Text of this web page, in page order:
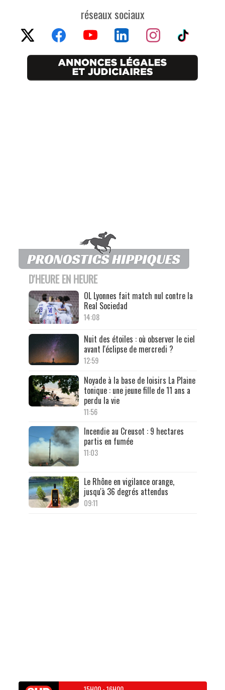
réseaux sociaux
D'HEURE EN HEURE
OL Lyonnes fait match nul contre la
Real Sociedad
14:08
Nuit des étoiles : où observer le ciel
avant l'éclipse de mercredi ?
12:59
Noyade à la base de loisirs La Plaine
tonique : une jeune fille de 11 ans a
perdu la vie
11:56
Incendie au Creusot : 9 hectares
partis en fumée
11:03
Le Rhône en vigilance orange,
jusqu'à 36 degrés attendus
09:11